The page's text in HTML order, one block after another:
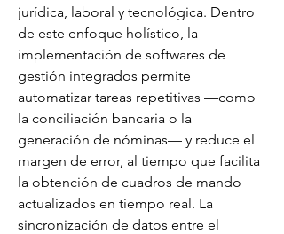
jurídica, laboral y tecnológica. Dentro
de este enfoque holístico, la
implementación de softwares de
gestión integrados permite
automatizar tareas repetitivas —como
la conciliación bancaria o la
generación de nóminas— y reduce el
margen de error, al tiempo que facilita
la obtención de cuadros de mando
actualizados en tiempo real. La
sincronización de datos entre el